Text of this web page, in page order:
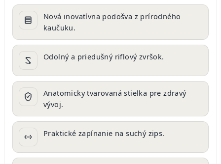
Nová inovatívna podošva z prírodného
kaučuku.
Odolný a priedušný riflový zvršok.
Anatomicky tvarovaná stielka pre zdravý
vývoj.
Praktické zapínanie na suchý zips.